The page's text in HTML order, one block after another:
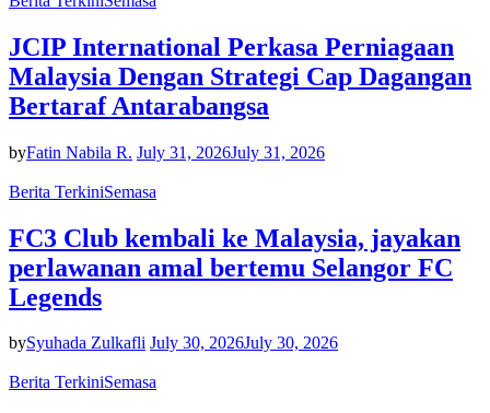
JCIP International Perkasa Perniagaan
Malaysia Dengan Strategi Cap Dagangan
Bertaraf Antarabangsa
byFatin Nabila R. July 31, 2026July 31, 2026
Berita TerkiniSemasa
FC3 Club kembali ke Malaysia, jayakan
perlawanan amal bertemu Selangor FC
Legends
bySyuhada Zulkafli July 30, 2026July 30, 2026
Berita TerkiniSemasa